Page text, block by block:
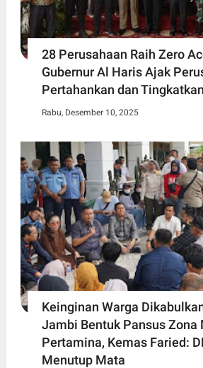
28 Perusahaan Raih Zero
Gubernur Al Haris Ajak
Pertahankan dan
Rabu, Desember 10, 2025
Keinginan Warga
Jambi Bentuk Pansus Zona
Pertamina, Kemas Faried:
Menutup Mata